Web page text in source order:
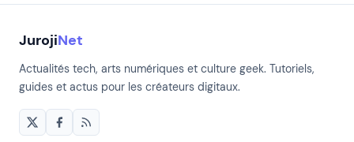
JurojiNet
Actualités tech, arts numériques et culture geek. Tutoriels,
guides et actus pour les créateurs digitaux.